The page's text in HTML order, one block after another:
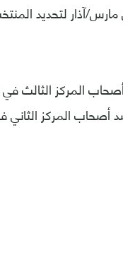
آذار لتحديد
المركز الثالث في
المركز الثاني